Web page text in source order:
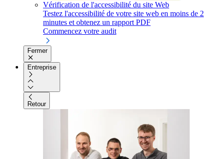
Vérification de l'accessibilité du site Web
Testez l'accessibilité de votre site web en moins de 2
minutes et obtenez un rapport PDF
Commencez votre audit
Fermer
Entreprise
Retour